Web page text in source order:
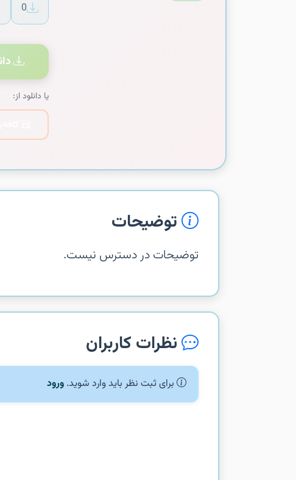
0
یا دانلود از:
توضیحات
توضیحات در دسترس نیست.
نظرات کاربران
برای ثبت نظر باید وارد شوید. ورود